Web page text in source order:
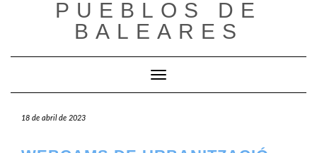
PUEBLOS DE
BALEARES
Cambiar modo de navegación
18 de abril de 2023